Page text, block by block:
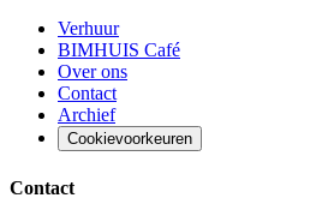
Verhuur
BIMHUIS Café
Over ons
Contact
Archief
Cookievoorkeuren
Contact